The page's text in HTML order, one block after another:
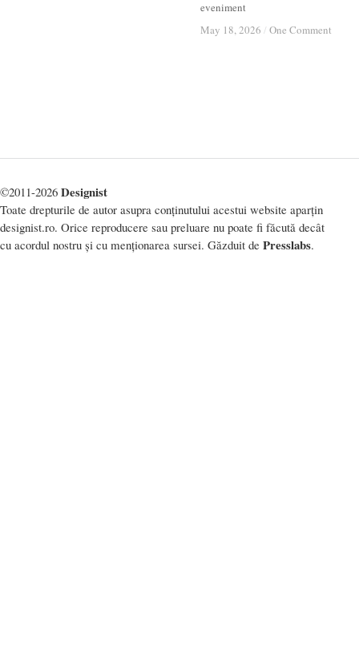
eveniment
May 18, 2026 / One Comment
May 18, 2026 / One Comment
©2011-2026 Designist
Toate drepturile de autor asupra conținutului acestui website aparțin
designist.ro. Orice reproducere sau preluare nu poate fi făcută decât
cu acordul nostru și cu menționarea sursei. Găzduit de Presslabs.